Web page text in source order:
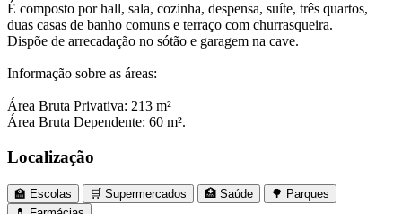
É composto por hall, sala, cozinha, despensa, suíte, três quartos,
duas casas de banho comuns e terraço com churrasqueira.
Dispõe de arrecadação no sótão e garagem na cave.
Informação sobre as áreas:
Área Bruta Privativa: 213 m²
Área Bruta Dependente: 60 m².
Localização
🏫 Escolas 🛒 Supermercados 🏥 Saúde
🌳 Parques